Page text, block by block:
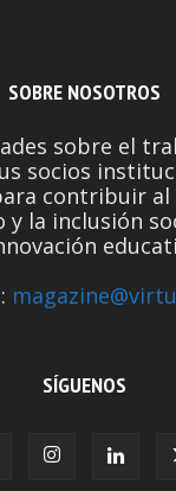
SOBRE NOSOTROS
sobre el
socios
contribuir al
y la inclusión
SÍGUENOS